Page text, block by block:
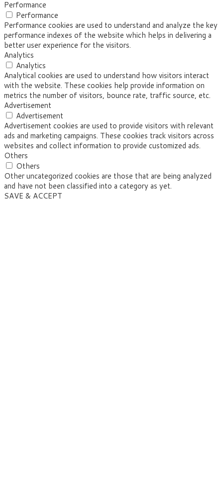
Performance
Performance
Performance cookies are used to understand and analyze the key
performance indexes of the website which helps in delivering a
better user experience for the visitors.
Analytics
Analytics
Analytical cookies are used to understand how visitors interact
with the website. These cookies help provide information on
metrics the number of visitors, bounce rate, traffic source, etc.
Advertisement
Advertisement
Advertisement cookies are used to provide visitors with relevant
ads and marketing campaigns. These cookies track visitors across
websites and collect information to provide customized ads.
Others
Others
Other uncategorized cookies are those that are being analyzed
and have not been classified into a category as yet.
SAVE & ACCEPT